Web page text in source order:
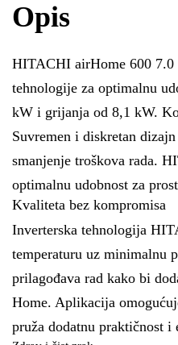
Opis
HITACHI airHome 600 7.0
tehnologije za optimalnu
kW i grijanja od 8,1 kW.
Suvremen i diskretan
smanjenje troškova rada.
optimalnu udobnost za
Kvaliteta bez kompromisa
Inverterska tehnologija
temperaturu uz minimalnu
prilagođava rad kako bi
Home. Aplikacija
pruža dodatnu praktičnost i